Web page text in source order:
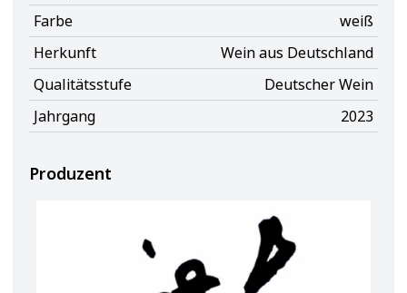
Farbe
weiß
Herkunft
Wein aus Deutschland
Qualitätsstufe
Deutscher Wein
Jahrgang
2023
Produzent